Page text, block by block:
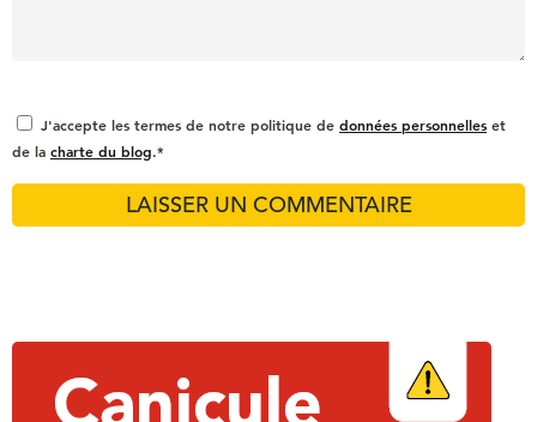
J'accepte les termes de notre politique de données personnelles et
de la charte du blog.*